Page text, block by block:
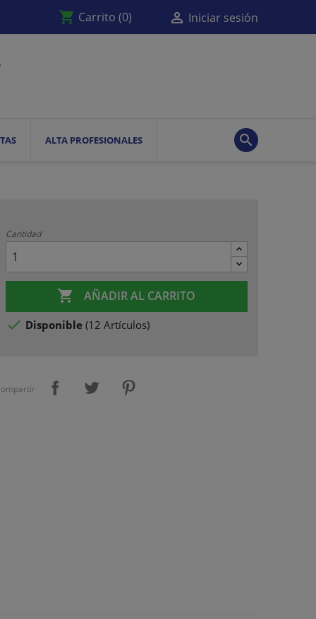
shopping_cart Carrito (0)  Iniciar sesión
ALTA PROFESIONALES 
Cantidad
 AÑADIR AL CARRITO
 Disponible (12 Artículos)